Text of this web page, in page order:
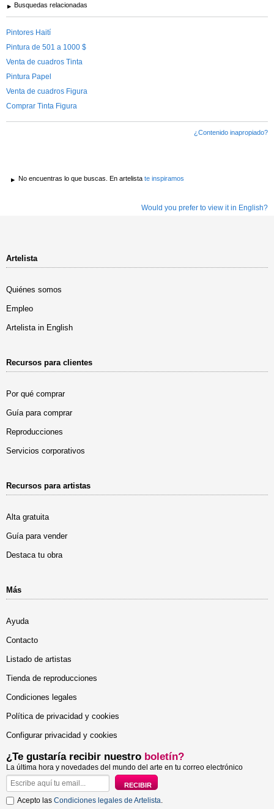
Busquedas relacionadas
Pintores Haití
Pintura de 501 a 1000 $
Venta de cuadros Tinta
Pintura Papel
Venta de cuadros Figura
Comprar Tinta Figura
¿Contenido inapropiado?
No encuentras lo que buscas. En artelista te inspiramos
Would you prefer to view it in English?
Artelista
Quiénes somos
Empleo
Artelista in English
Recursos para clientes
Por qué comprar
Guía para comprar
Reproducciones
Servicios corporativos
Recursos para artistas
Alta gratuita
Guía para vender
Destaca tu obra
Más
Ayuda
Contacto
Listado de artistas
Tienda de reproducciones
Condiciones legales
Política de privacidad y cookies
Configurar privacidad y cookies
¿Te gustaría recibir nuestro boletín?
La última hora y novedades del mundo del arte en tu correo electrónico
Acepto las Condiciones legales de Artelista